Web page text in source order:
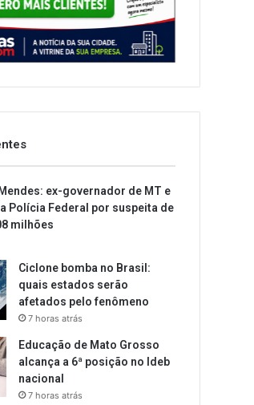
ex-governador de MT e
Polícia Federal por suspeita de
milhões
Ciclone bomba no Brasil:
quais estados serão
afetados pelo fenômeno
7 horas atrás
Educação de Mato Grosso
alcança a 6ª posição no Ideb
nacional
7 horas atrás